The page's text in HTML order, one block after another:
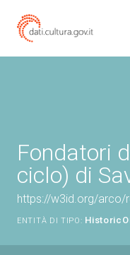
Fondatori
ciclo) di
https://w3id.org/arco/
ENTITÀ DI TIPO: